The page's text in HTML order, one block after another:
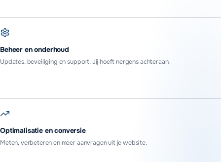
Beheer en onderhoud
Updates, beveiliging en support. Jij hoeft nergens achteraan.
Optimalisatie en conversie
Meten, verbeteren en meer aanvragen uit je website.